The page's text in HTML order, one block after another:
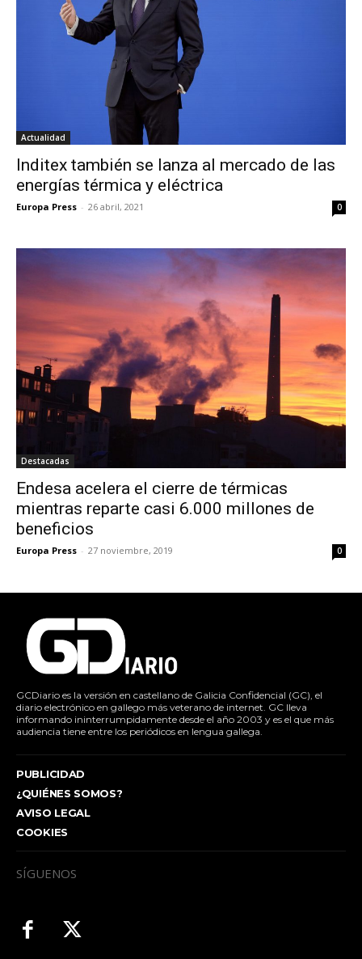
Actualidad
Inditex también se lanza al mercado de las
energías térmica y eléctrica
Europa Press - 26 abril, 2021 0
Destacadas
Endesa acelera el cierre de térmicas
mientras reparte casi 6.000 millones de
beneficios
Europa Press - 27 noviembre, 2019 0
GCDiario es la versión en castellano de Galicia Confidencial (GC), el
diario electrónico en gallego más veterano de internet. GC lleva
informando ininterrumpidamente desde el año 2003 y es el que más
audiencia tiene entre los periódicos en lengua gallega.
PUBLICIDAD
¿QUIÉNES SOMOS?
AVISO LEGAL
COOKIES
SÍGUENOS